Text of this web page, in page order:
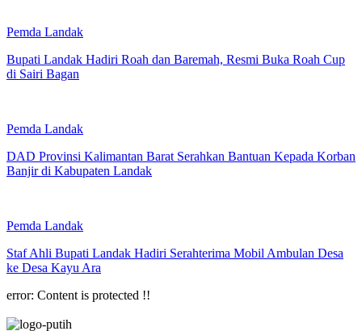
Pemda Landak
Bupati Landak Hadiri Roah dan Baremah, Resmi Buka Roah Cup
di Sairi Bagan
Pemda Landak
DAD Provinsi Kalimantan Barat Serahkan Bantuan Kepada Korban
Banjir di Kabupaten Landak
Pemda Landak
Staf Ahli Bupati Landak Hadiri Serahterima Mobil Ambulan Desa
ke Desa Kayu Ara
error: Content is protected !!